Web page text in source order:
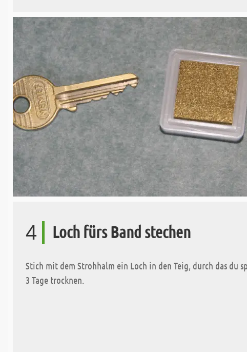
4 Loch fürs Band stechen
Stich mit dem Strohhalm ein Loch in den Teig, durch das du
3 Tage trocknen.